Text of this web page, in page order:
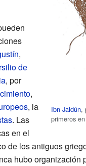
Ibn Jaldún,
primeros
,
de
, por
,
, la
. Las
en el
de los antiguos
hubo organización